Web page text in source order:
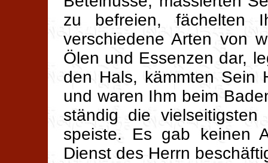
zu befreien, fächelten
verschiedene Arten von
Ölen und Essenzen dar,
den Hals, kämmten Sein
und waren Ihm beim
ständig die
speiste. Es gab keinen
Dienst des Herrn